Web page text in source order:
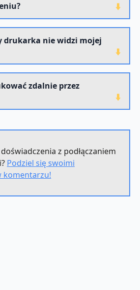
drukarka nie widzi mojej
zdalnie przez
z podłączaniem
Podziel się swoimi
komentarzu!